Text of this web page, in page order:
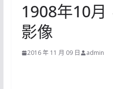
1908年10月
影像
2016 年 11 月 09 日 admin